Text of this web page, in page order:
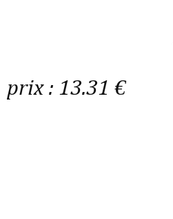
prix : 13.31 €